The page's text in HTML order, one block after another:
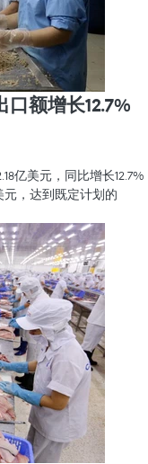
额增长12.7%
亿美元，同比增长12.7%
元，达到既定计划的